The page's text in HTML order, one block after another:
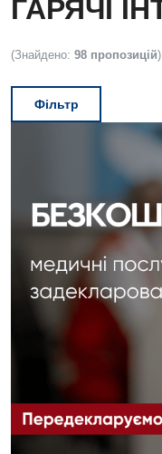
ГАРЯЧІ
(Знайдено: 98 пропозицій)
Фільтр